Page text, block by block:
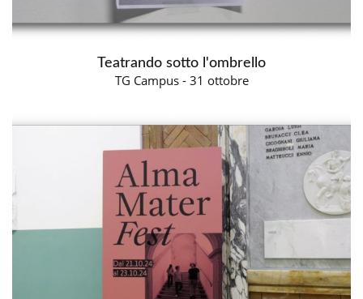
Teatrando sotto l'ombrello
TG Campus - 31 ottobre